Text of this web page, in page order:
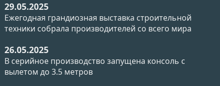
29.05.2025
Ежегодная грандиозная выставка строительной
техники собрала производителей со всего мира
26.05.2025
В серийное производство запущена консоль с
вылетом до 3.5 метров